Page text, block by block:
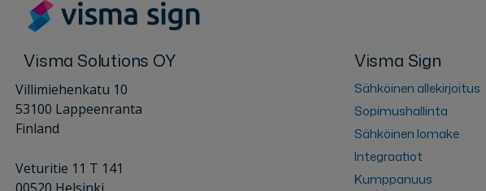
Visma Solutions OY
Villimiehenkatu 10
53100 Lappeenranta
Finland
Veturitie 11 T 141
Visma Sign
Sähköinen allekirjoitus
Sopimushallinta
Sähköinen lomake
Integraatiot
Kumppanuus